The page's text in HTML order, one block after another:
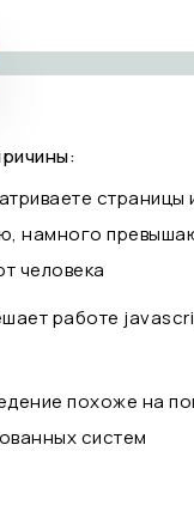
страницы
намного
человека
работе
похоже на
систем